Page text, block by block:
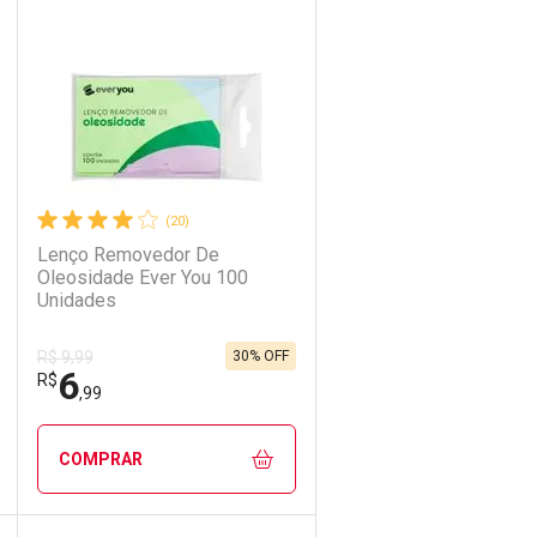
Ativar Desconto
Comprar sem Desconto
Comprar sem Desconto
(20)
Lenço Removedor De
Oleosidade Ever You 100
Unidades
R$ 9,99
R$6,99
30% OFF
COMPRAR